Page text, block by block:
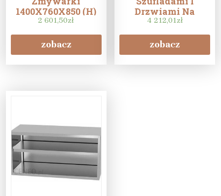
1400X760X850 (H)
Ze Zlewem I Półką
2 601,50zł
zobacz
Drzwiami Na
Zawiasach
1900X700X850
4 212,01zł
zobacz